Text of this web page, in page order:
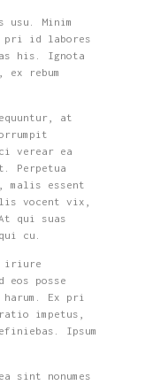
Minim
pri id labores
his. Ignota
rebum
at
verear ea
Perpetua
malis essent
vocent vix,
qui suas
cu.
iriure
posse
Ex pri
impetus,
Ipsum
sint nonumes